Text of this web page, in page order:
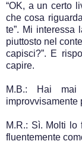
“OK, a un certo
che cosa
te”. Mi interessa
piuttosto nel
capisci?”. E
capire.
M.B.: Hai mai
improvvisamente
M.R.: Sì. Molti lo
fluentemente